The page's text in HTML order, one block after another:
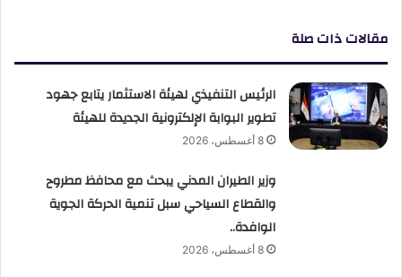
مقالات ذات صلة
الرئيس التنفيذي لهيئة الاستثمار يتابع جهود
تطوير البوابة الإلكترونية الجديدة للهيئة
8 أغسطس، 2026
وزير الطيران المدني يبحث مع محافظ مطروح
والقطاع السياحي سبل تنمية الحركة الجوية
الوافدة..
8 أغسطس، 2026